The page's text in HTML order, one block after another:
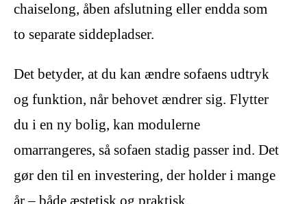
chaiselong, åben afslutning eller endda som
to separate siddepladser.
Det betyder, at du kan ændre sofaens udtryk
og funktion, når behovet ændrer sig. Flytter
du i en ny bolig, kan modulerne
omarrangeres, så sofaen stadig passer ind. Det
gør den til en investering, der holder i mange